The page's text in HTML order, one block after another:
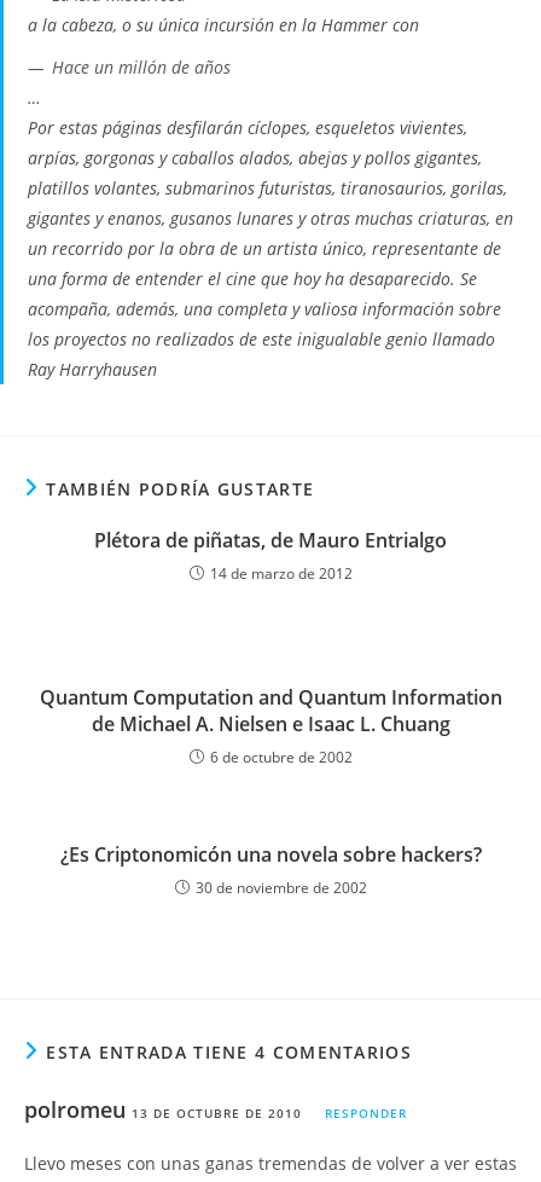
a la cabeza, o su única incursión en la Hammer con
Hace un millón de años
…
Por estas páginas desfilarán cíclopes, esqueletos vivientes,
arpías, gorgonas y caballos alados, abejas y pollos gigantes,
platillos volantes, submarinos futuristas, tiranosaurios, gorilas,
gigantes y enanos, gusanos lunares y otras muchas criaturas, en
un recorrido por la obra de un artista único, representante de
una forma de entender el cine que hoy ha desaparecido. Se
acompaña, además, una completa y valiosa información sobre
los proyectos no realizados de este inigualable genio llamado
Ray Harryhausen
TAMBIÉN PODRÍA GUSTARTE
Plétora de piñatas, de Mauro Entrialgo
14 de marzo de 2012
Quantum Computation and Quantum Information
de Michael A. Nielsen e Isaac L. Chuang
6 de octubre de 2002
¿Es Criptonomicón una novela sobre hackers?
30 de noviembre de 2002
ESTA ENTRADA TIENE 4 COMENTARIOS
polromeu 13 DE OCTUBRE DE 2010 RESPONDER
Llevo meses con unas ganas tremendas de volver a ver estas